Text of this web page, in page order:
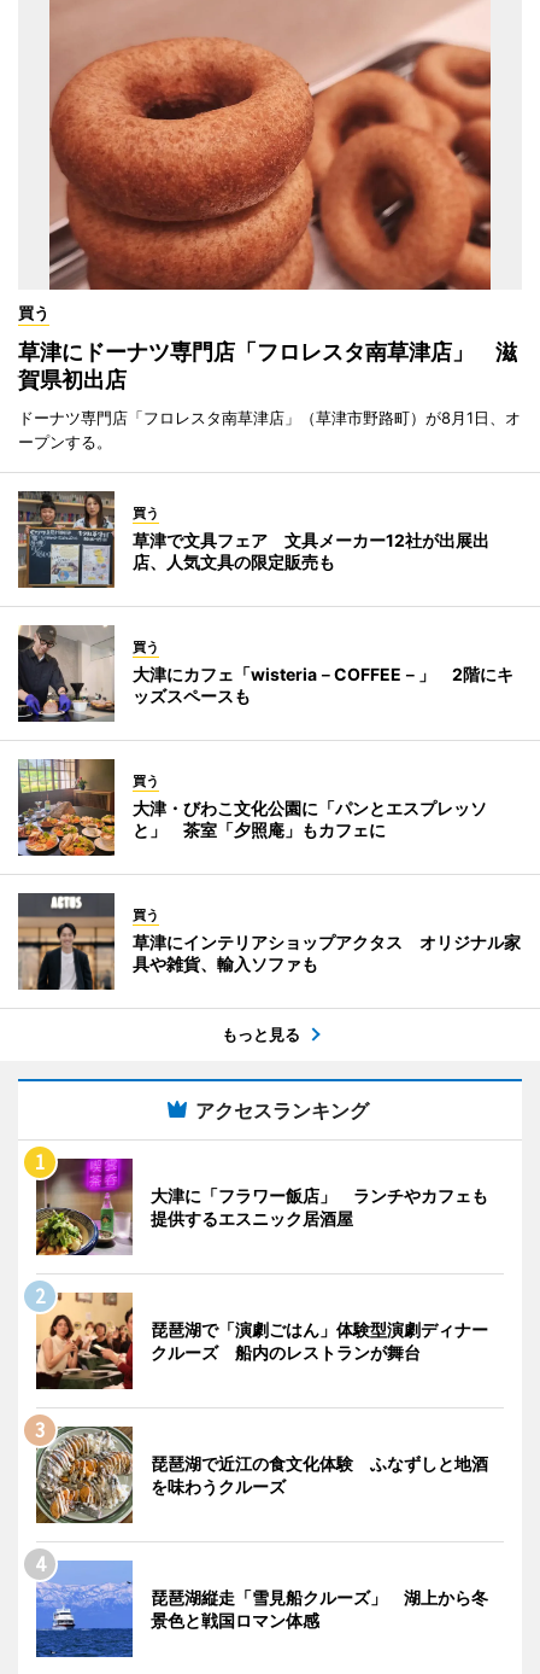
買う
草津にドーナツ専門店「フロレスタ南草津店」 滋
賀県初出店
ドーナツ専門店「フロレスタ南草津店」（草津市野路町）が8月1日、オ
ープンする。
買う
草津で文具フェア 文具メーカー12社が出展出
店、人気文具の限定販売も
買う
大津にカフェ「wisteria－COFFEE－」 2階にキ
ッズスペースも
買う
大津・びわこ文化公園に「パンとエスプレッソ
と」 茶室「夕照庵」もカフェに
買う
草津にインテリアショップアクタス オリジナル家
具や雑貨、輸入ソファも
もっと見る
アクセスランキング
大津に「フラワー飯店」 ランチやカフェも
提供するエスニック居酒屋
琵琶湖で「演劇ごはん」体験型演劇ディナー
クルーズ 船内のレストランが舞台
琵琶湖で近江の食文化体験 ふなずしと地酒
を味わうクルーズ
琵琶湖縦走「雪見船クルーズ」 湖上から冬
景色と戦国ロマン体感